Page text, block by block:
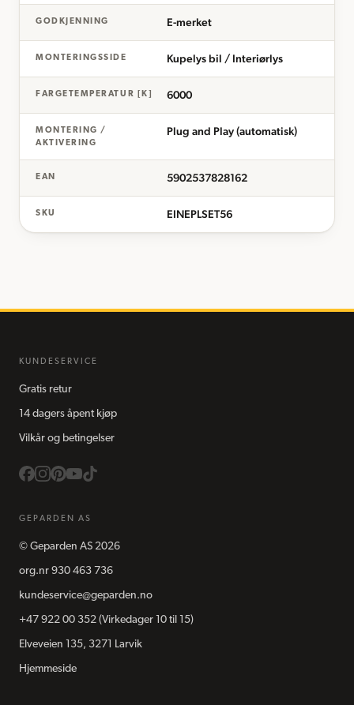
GODKJENNING E-merket
MONTERINGSSIDE Kupelys bil / Interiørlys
FARGETEMPERATUR [K] 6000
MONTERING /
AKTIVERING
Plug and Play (automatisk)
EAN 5902537828162
SKU EINEPLSET56
KUNDESERVICE
Gratis retur
14 dagers åpent kjøp
Vilkår og betingelser
GEPARDEN AS
© Geparden AS 2026
org.nr 930 463 736
kundeservice@geparden.no
+47 922 00 352 (Virkedager 10 til 15)
Elveveien 135, 3271 Larvik
Hjemmeside